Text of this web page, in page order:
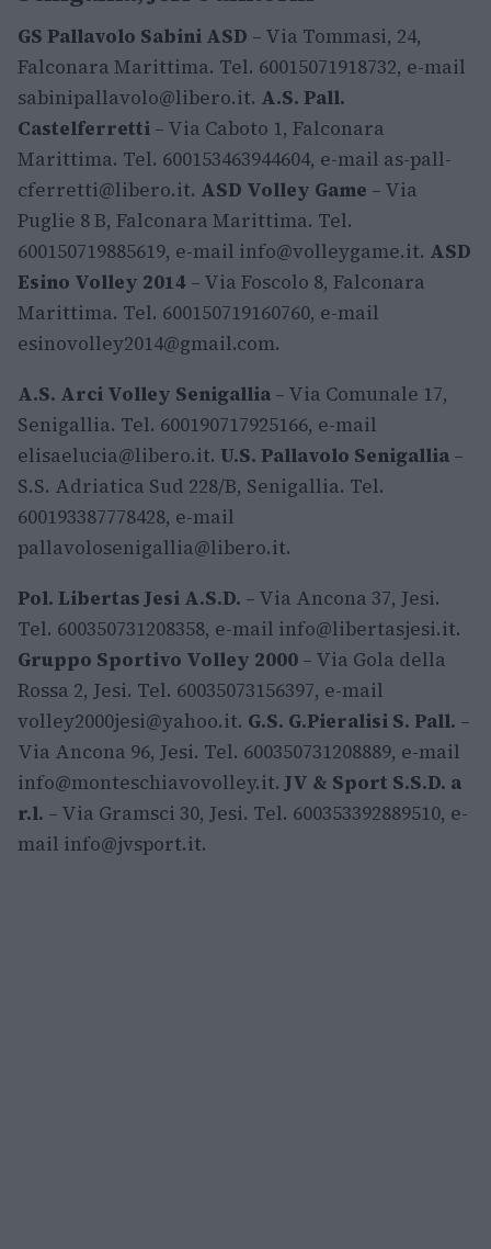
GS Pallavolo Sabini ASD – Via Tommasi, 24,
Falconara Marittima. Tel. 60015071918732, e-mail
sabinipallavolo@libero.it. A.S. Pall.
Castelferretti – Via Caboto 1, Falconara
Marittima. Tel. 600153463944604, e-mail as-pall-
cferretti@libero.it. ASD Volley Game – Via
Puglie 8 B, Falconara Marittima. Tel.
600150719885619, e-mail info@volleygame.it. ASD
Esino Volley 2014 – Via Foscolo 8, Falconara
Marittima. Tel. 600150719160760, e-mail
esinovolley2014@gmail.com.
A.S. Arci Volley Senigallia – Via Comunale 17,
Senigallia. Tel. 600190717925166, e-mail
elisaelucia@libero.it. U.S. Pallavolo Senigallia –
S.S. Adriatica Sud 228/B, Senigallia. Tel.
600193387778428, e-mail
pallavolosenigallia@libero.it.
Pol. Libertas Jesi A.S.D. – Via Ancona 37, Jesi.
Tel. 600350731208358, e-mail info@libertasjesi.it.
Gruppo Sportivo Volley 2000 – Via Gola della
Rossa 2, Jesi. Tel. 60035073156397, e-mail
volley2000jesi@yahoo.it. G.S. G.Pieralisi S. Pall. –
Via Ancona 96, Jesi. Tel. 600350731208889, e-mail
info@monteschiavovolley.it.JV & Sport S.S.D. a
r.l. – Via Gramsci 30, Jesi. Tel. 600353392889510, e-
mail info@jvsport.it.